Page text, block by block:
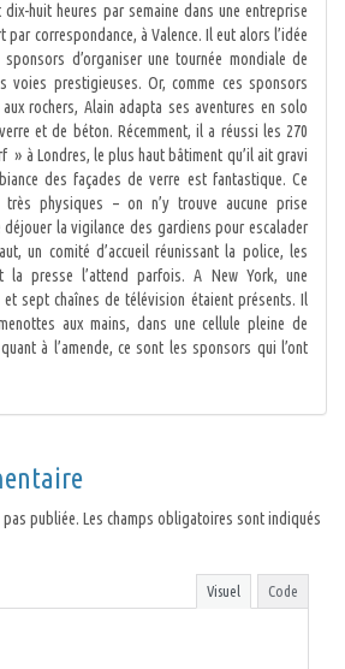
huit heures par semaine dans une entreprise
par correspondance, à Valence. Il eut alors l’idée
d’organiser une tournée mondiale de
voies prestigieuses. Or, comme ces sponsors
rochers, Alain adapta ses aventures en solo
et de béton. Récemment, il a réussi les 270
» à Londres, le plus haut bâtiment qu’il ait gravi
des façades de verre est fantastique. Ce
physiques – on n’y trouve aucune prise
la vigilance des gardiens pour escalader
un comité d’accueil réunissant la police, les
presse l’attend parfois. A New York, une
sept chaînes de télévision étaient présents. Il
aux mains, dans une cellule pleine de
à l’amende, ce sont les sponsors qui l’ont
publiée. Les champs obligatoires sont indiqués
Visuel Code